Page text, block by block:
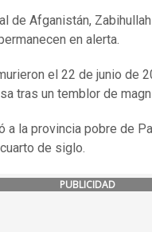
de Afganistán,
en alerta.
el 22 de junio de
tras un temblor de
a la provincia pobre de
de siglo.
PUBLICIDAD